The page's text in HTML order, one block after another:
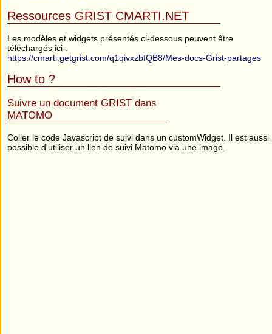
Ressources GRIST CMARTI.NET
Les modèles et widgets présentés ci-dessous peuvent être
téléchargés ici :
https://cmarti.getgrist.com/q1qivxzbfQB8/Mes-docs-Grist-partages
How to ?
Suivre un document GRIST dans
MATOMO
Coller le code Javascript de suivi dans un customWidget. Il est aussi
possible d'utiliser un lien de suivi Matomo via une image.